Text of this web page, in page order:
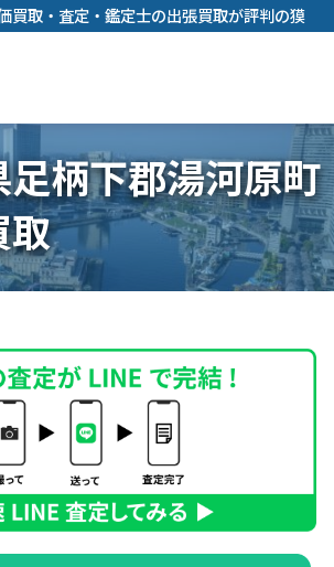
内
容
キ
ッ
プ
買取・査定・鑑定士の出張買取が評判の獏
柄下郡湯河原町
取